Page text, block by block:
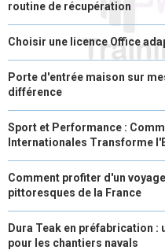
routine de récupération
Choisir une licence Office
Porte d'entrée maison sur
différence
Sport et Performance :
Internationales Transforme
Comment profiter d'un
pittoresques de la France
Dura Teak en préfabrication
pour les chantiers navals